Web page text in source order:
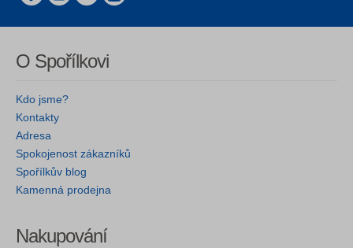
O Spořílkovi
Kdo jsme?
Kontakty
Adresa
Spokojenost zákazníků
Spořílkův blog
Kamenná prodejna
Nakupování